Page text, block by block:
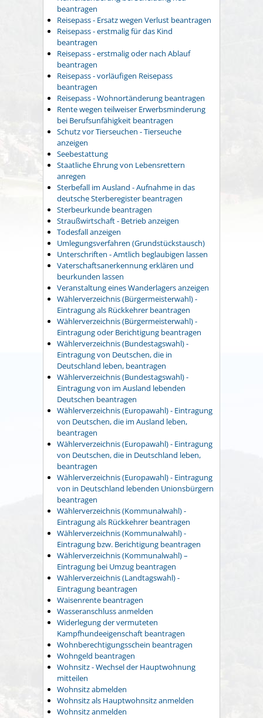
beantragen
Reisepass - Ersatz wegen Verlust beantragen
Reisepass - erstmalig für das Kind
beantragen
Reisepass - erstmalig oder nach Ablauf
beantragen
Reisepass - vorläufigen Reisepass
beantragen
Reisepass - Wohnortänderung beantragen
Rente wegen teilweiser Erwerbsminderung
bei Berufsunfähigkeit beantragen
Schutz vor Tierseuchen - Tierseuche
anzeigen
Seebestattung
Staatliche Ehrung von Lebensrettern
anregen
Sterbefall im Ausland - Aufnahme in das
deutsche Sterberegister beantragen
Sterbeurkunde beantragen
Straußwirtschaft - Betrieb anzeigen
Todesfall anzeigen
Umlegungsverfahren (Grundstückstausch)
Unterschriften - Amtlich beglaubigen lassen
Vaterschaftsanerkennung erklären und
beurkunden lassen
Veranstaltung eines Wanderlagers anzeigen
Wählerverzeichnis (Bürgermeisterwahl) -
Eintragung als Rückkehrer beantragen
Wählerverzeichnis (Bürgermeisterwahl) -
Eintragung oder Berichtigung beantragen
Wählerverzeichnis (Bundestagswahl) -
Eintragung von Deutschen, die in
Deutschland leben, beantragen
Wählerverzeichnis (Bundestagswahl) -
Eintragung von im Ausland lebenden
Deutschen beantragen
Wählerverzeichnis (Europawahl) - Eintragung
von Deutschen, die im Ausland leben,
beantragen
Wählerverzeichnis (Europawahl) - Eintragung
von Deutschen, die in Deutschland leben,
beantragen
Wählerverzeichnis (Europawahl) - Eintragung
von in Deutschland lebenden Unionsbürgern
beantragen
Wählerverzeichnis (Kommunalwahl) -
Eintragung als Rückkehrer beantragen
Wählerverzeichnis (Kommunalwahl) -
Eintragung bzw. Berichtigung beantragen
Wählerverzeichnis (Kommunalwahl) –
Eintragung bei Umzug beantragen
Wählerverzeichnis (Landtagswahl) -
Eintragung beantragen
Waisenrente beantragen
Wasseranschluss anmelden
Widerlegung der vermuteten
Kampfhundeeigenschaft beantragen
Wohnberechtigungsschein beantragen
Wohngeld beantragen
Wohnsitz - Wechsel der Hauptwohnung
mitteilen
Wohnsitz abmelden
Wohnsitz als Hauptwohnsitz anmelden
Wohnsitz anmelden